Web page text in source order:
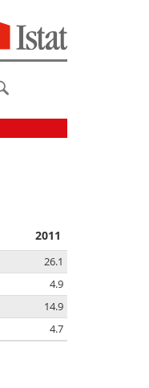
2011
26.1
4.9
14.9
4.7